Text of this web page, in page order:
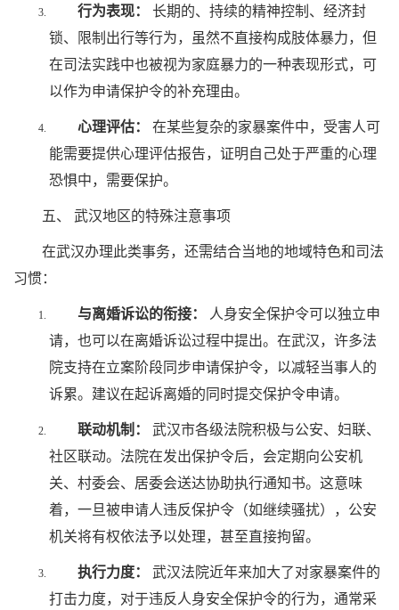
行为表现：
长期的、持续的精神控制、经济封
锁、限制出行等行为，虽然不直接构成肢体暴力，但
在司法实践中也被视为家庭暴力的一种表现形式，可
以作为申请保护令的补充理由。
心理评估：
在某些复杂的家暴案件中，受害人可
能需要提供心理评估报告，证明自己处于严重的心理
恐惧中，需要保护。
五、 武汉地区的特殊注意事项
在武汉办理此类事务，还需结合当地的地域特色和司法
习惯：
与离婚诉讼的衔接：
人身安全保护令可以独立申
请，也可以在离婚诉讼过程中提出。在武汉，许多法
院支持在立案阶段同步申请保护令，以减轻当事人的
诉累。建议在起诉离婚的同时提交保护令申请。
联动机制：
武汉市各级法院积极与公安、妇联、
社区联动。法院在发出保护令后，会定期向公安机
关、村委会、居委会送达协助执行通知书。这意味
着，一旦被申请人违反保护令（如继续骚扰），公安
机关将有权依法予以处理，甚至直接拘留。
执行力度：
武汉法院近年来加大了对家暴案件的
打击力度，对于违反人身安全保护令的行为，通常采